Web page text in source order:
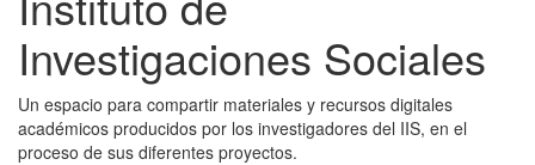
Investigaciones Sociales
Un espacio para compartir materiales y recursos digitales
académicos producidos por los investigadores del IIS, en el
proceso de sus diferentes proyectos.